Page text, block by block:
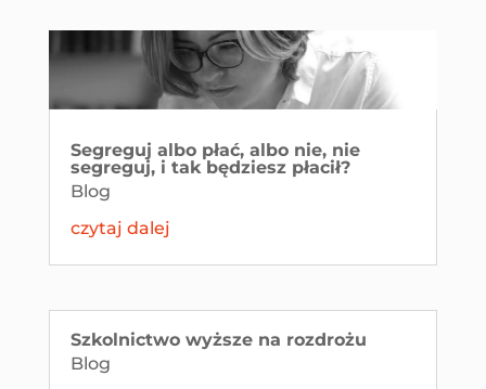
Segreguj albo płać, albo nie, nie
segreguj, i tak będziesz płacił?
Blog
czytaj dalej
Szkolnictwo wyższe na rozdrożu
Blog